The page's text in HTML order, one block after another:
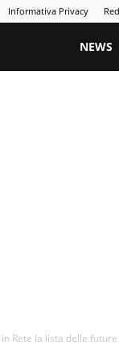
Informativa Privacy
NEWS
Rete la lista delle